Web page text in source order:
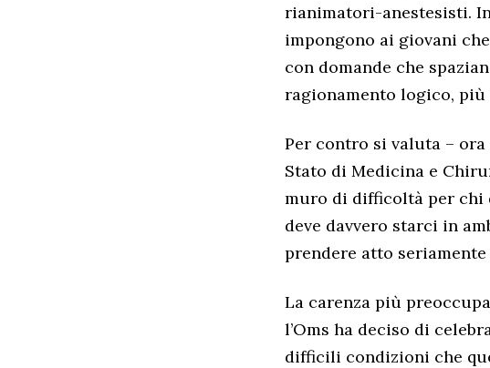
rianimatori-anestesisti.
impongono ai giovani
con domande che
ragionamento logico,
Per contro si valuta –
Stato di Medicina e
muro di difficoltà per chi
deve davvero starci in
prendere atto
La carenza più
l’Oms ha deciso di
difficili condizioni che